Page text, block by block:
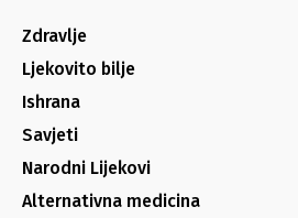
Zdravlje
Ljekovito bilje
Ishrana
Savjeti
Narodni Lijekovi
Alternativna medicina